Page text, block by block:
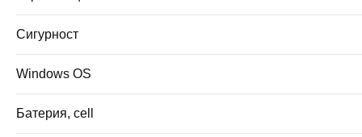
Сигурност
Windows OS
Батерия, cell